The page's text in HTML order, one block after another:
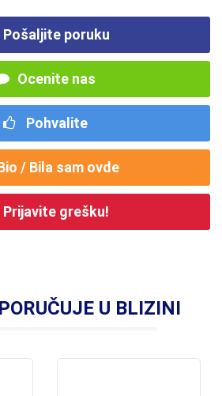
Pošaljite poruku
Ocenite nas
Pohvalite
/ Bila sam ovde
Prijavite grešku!
U BLIZINI